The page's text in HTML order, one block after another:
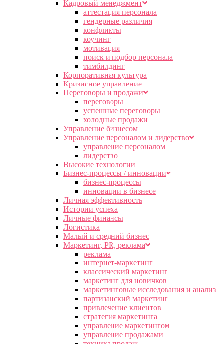
Кадровый менеджмент
аттестация персонала
гендерные различия
конфликты
коучинг
мотивация
поиск и подбор персонала
тимбилдинг
Корпоративная культура
Кризисное управление
Переговоры и продажи
переговоры
успешные переговоры
холодные продажи
Управление бизнесом
Управление персоналом и лидерство
управление персоналом
лидерство
Высокие технологии
Бизнес-процессы / инновации
бизнес-процессы
инновации в бизнесе
Личная эффективность
Истории успеха
Личные финансы
Логистика
Малый и средний бизнес
Маркетинг, PR, реклама
реклама
интернет-маркетинг
классический маркетинг
маркетинг для новичков
маркетинговые исследования и анализ
партизанский маркетинг
привлечение клиентов
стратегия маркетинга
управление маркетингом
управление продажами